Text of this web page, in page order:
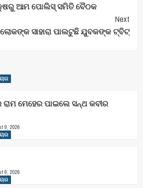
ଆମ ପୋଲିସ୍ ସମିତି ବୈଠକ
Next
ଲୋକଙ୍କ ସାହାରା ପାଲଟୁଛି ଯୁବକଙ୍କ ଟ୍ବିଟ୍‌
ମେହେର ପାଇଲେ ସନ୍ଥ କବୀର
9, 2026
9, 2026